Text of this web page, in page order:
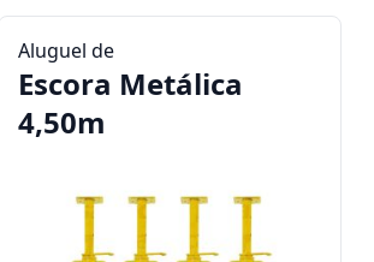
Aluguel de
Escora Metálica
4,50m